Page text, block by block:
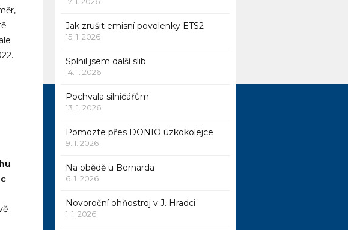
Jak zrušit emisní povolenky ETS2
15. 1. 2026
Splnil jsem další slib
14. 1. 2026
Pochvala silničářům
13. 1. 2026
Pomozte přes DONIO úzkokolejce
9. 1. 2026
Na obědě u Bernarda
6. 1. 2026
Novoroční ohňostroj v J. Hradci
1. 1. 2026